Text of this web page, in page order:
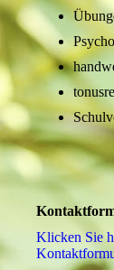
Klicken Sie